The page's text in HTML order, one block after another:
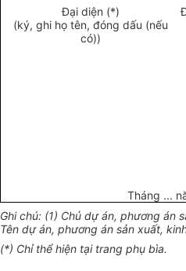
Đại diện (*)
(ký, ghi họ tên, đóng dấu (nếu
có))
Tháng ...
Ghi chú: (1) Chủ dự án, phương án
Tên dự án, phương án sản xuất,
(*) Chỉ thể hiện tại trang phụ bìa.